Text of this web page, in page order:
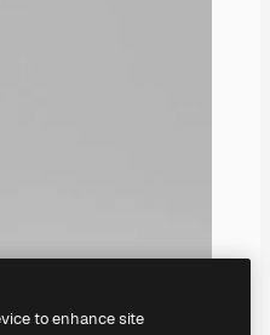
to enhance site